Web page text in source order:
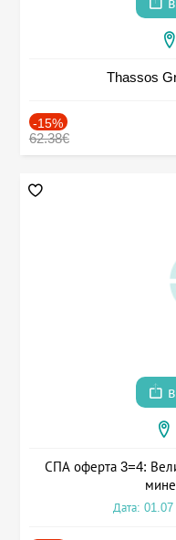
Thassos
-15%
62.38€
СПА оферта 3=4:
Дата: